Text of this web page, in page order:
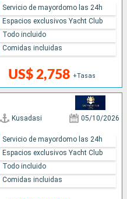
US$ 2,758 +Tasas
Servicio de mayordomo las 24h
Espacios exclusivos Yacht Club
Todo incluido
Comidas incluidas
Kusadasi 05/10/2026
Servicio de mayordomo las 24h
Espacios exclusivos Yacht Club
Todo incluido
Comidas incluidas